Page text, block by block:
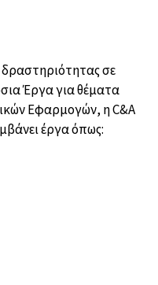
σε
Έργα για θέματα
Εφαρμογών, η C&A
έργα όπως: